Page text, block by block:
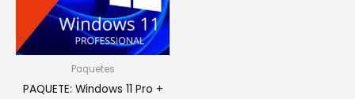
Paquetes
PAQUETE: Windows 11 Pro +